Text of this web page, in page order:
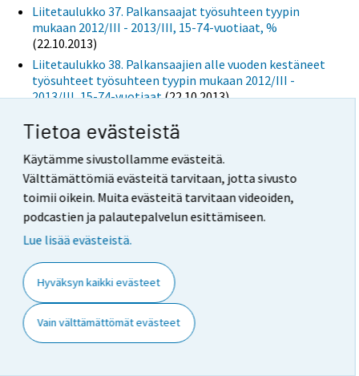
Tietoa evästeistä
Käytämme sivustollamme evästeitä.
Välttämättömiä evästeitä tarvitaan, jotta sivusto
toimii oikein. Muita evästeitä tarvitaan videoiden,
podcastien ja palautepalvelun esittämiseen.
Lue lisää evästeistä.
Hyväksyn kaikki evästeet
Vain välttämättömät evästeet
Liitetaulukko 37. Palkansaajat työsuhteen tyypin
mukaan 2012/III - 2013/III, 15-74-vuotiaat, %
(22.10.2013)
Liitetaulukko 38. Palkansaajien alle vuoden kestäneet
työsuhteet työsuhteen tyypin mukaan 2012/III -
2013/III, 15-74-vuotiaat(22.10.2013)
työsuhteet työsuhteen tyypin mukaan 2012/III -
Liitetaulukko 40. Työttömät sukupuolen ja iän
mukaan 2012/III - 2013/III(22.10.2013)
Liitetaulukko 41. Työttömyysaste sukupuolen ja iän
mukaan 2012/III - 2013/III(22.10.2013)
Liitetaulukko 42. Työttömyysasteet
aluehallintovirastojen (AVI) mukaan 2012/III -
2013/III
(22.10.2013)
Liitetaulukko 43. Työttömyysasteet maakunnan
(2011) mukaan 2012/III - 2013/III
Kuviot